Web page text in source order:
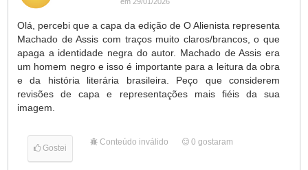
Olá, percebi que a capa da edição de O Alienista representa
Machado de Assis com traços muito claros/brancos, o que
apaga a identidade negra do autor. Machado de Assis era
um homem negro e isso é importante para a leitura da obra
e da história literária brasileira. Peço que considerem
revisões de capa e representações mais fiéis da sua
imagem.
Gostei
Conteúdo inválido 0 gostaram